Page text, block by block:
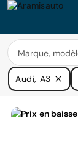
Audi, A3